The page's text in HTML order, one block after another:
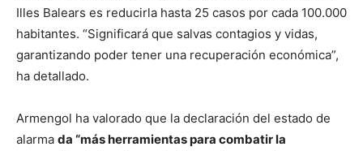
Illes Balears es reducirla hasta 25 casos por cada 100.000
habitantes. “Significará que salvas contagios y vidas,
garantizando poder tener una recuperación económica”,
ha detallado.
Armengol ha valorado que la declaración del estado de
alarma da “más herramientas para combatir la